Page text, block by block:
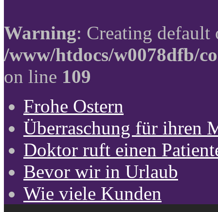
Warning: Creating
/www/htdocs/w0078dfb/
on line 109
Frohe Ostern
Überraschung für ihren
Doktor ruft einen
Bevor wir in Urlaub
Wie viele Kunden